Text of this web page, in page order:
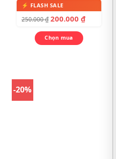
250.000₫ 200.000 ₫
Chọn mua
-20%